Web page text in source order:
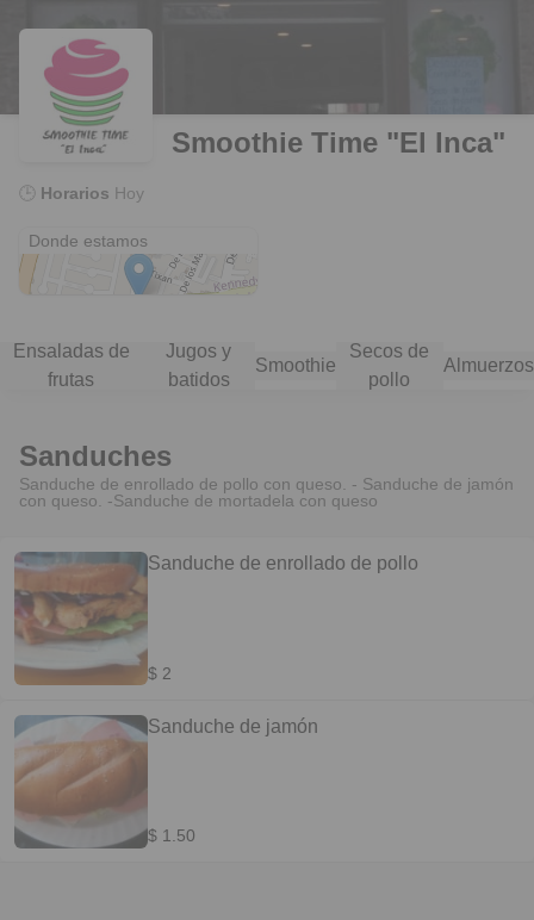
Smoothie Time "El Inca"
🕒 Horarios Hoy
Donde estamos
Ensaladas de
frutas
Jugos y
batidos
Smoothie
Secos de
pollo
Almuerzos
Sanduches
Sanduche de enrollado de pollo con queso. - Sanduche de jamón
con queso. -Sanduche de mortadela con queso
Sanduche de enrollado de pollo
$ 2
Sanduche de jamón
$ 1.50